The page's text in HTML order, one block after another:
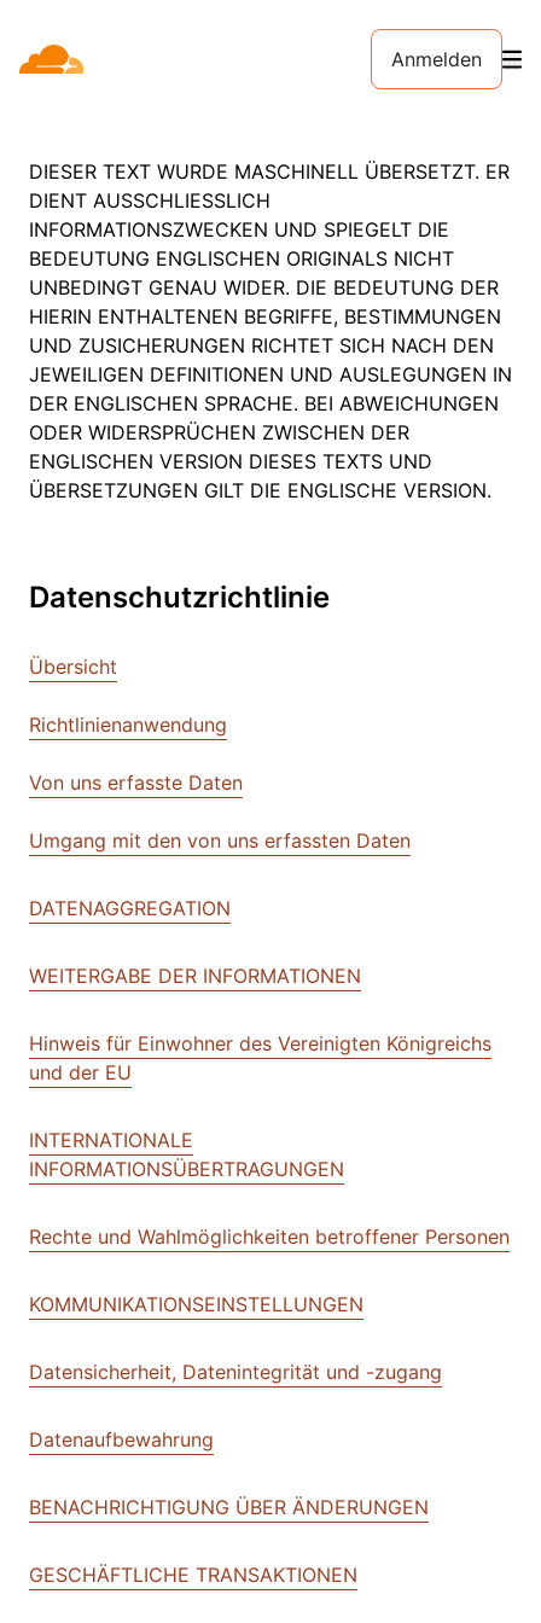
Anmelden
DIESER TEXT WURDE MASCHINELL ÜBERSETZT. ER
DIENT AUSSCHLIESSLICH
INFORMATIONSZWECKEN UND SPIEGELT DIE
BEDEUTUNG ENGLISCHEN ORIGINALS NICHT
UNBEDINGT GENAU WIDER. DIE BEDEUTUNG DER
HIERIN ENTHALTENEN BEGRIFFE, BESTIMMUNGEN
UND ZUSICHERUNGEN RICHTET SICH NACH DEN
JEWEILIGEN DEFINITIONEN UND AUSLEGUNGEN IN
DER ENGLISCHEN SPRACHE. BEI ABWEICHUNGEN
ODER WIDERSPRÜCHEN ZWISCHEN DER
ENGLISCHEN VERSION DIESES TEXTS UND
ÜBERSETZUNGEN GILT DIE ENGLISCHE VERSION.
Datenschutzrichtlinie
Übersicht
Richtlinienanwendung
Von uns erfasste Daten
Umgang mit den von uns erfassten Daten
DATENAGGREGATION
WEITERGABE DER INFORMATIONEN
Hinweis für Einwohner des Vereinigten Königreichs
und der EU
INTERNATIONALE
INFORMATIONSÜBERTRAGUNGEN
Rechte und Wahlmöglichkeiten betroffener Personen
KOMMUNIKATIONSEINSTELLUNGEN
Datensicherheit, Datenintegrität und -zugang
Datenaufbewahrung
BENACHRICHTIGUNG ÜBER ÄNDERUNGEN
GESCHÄFTLICHE TRANSAKTIONEN